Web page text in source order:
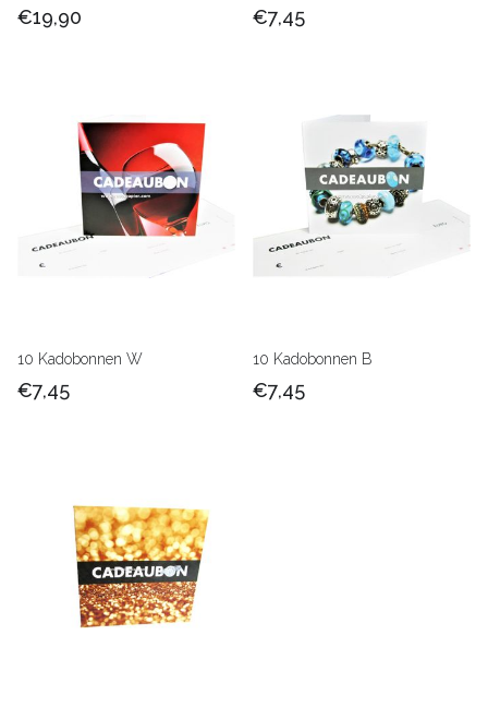
€19,90 €7,45
10 Kadobonnen W
€7,45
10 Kadobonnen B
€7,45